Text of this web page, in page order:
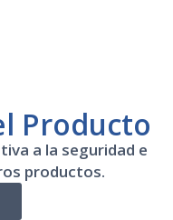
Producto
a la seguridad e
productos.